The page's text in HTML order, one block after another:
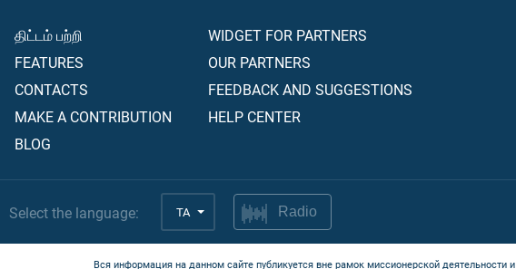
திட்டம் பற்றி
FEATURES
CONTACTS
MAKE A CONTRIBUTION
BLOG
WIDGET FOR PARTNERS
OUR PARTNERS
FEEDBACK AND SUGGESTIONS
HELP CENTER
Select the language: TA Radio
Вся информация на данном сайте публикуется вне рамок миссионерской деятельности и